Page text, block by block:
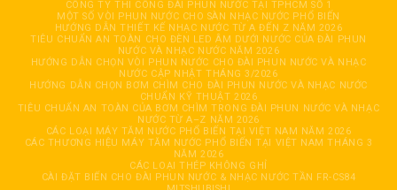
CÔNG TY THI CÔNG ĐÀI PHUN NƯỚC TẠI TPHCM SỐ 1
MỘT SỐ VÒI PHUN NƯỚC CHO SÀN NHẠC NƯỚC PHỔ BIẾN
HƯỚNG DẪN THIẾT KẾ NHẠC NƯỚC TỪ A ĐẾN Z NĂM 2026
TIÊU CHUẨN AN TOÀN CHO ĐÈN LED ÂM DƯỚI NƯỚC CỦA ĐÀI PHUN
NƯỚC VÀ NHẠC NƯỚC NĂM 2026
HƯỚNG DẪN CHỌN VÒI PHUN NƯỚC CHO ĐÀI PHUN NƯỚC VÀ NHẠC
NƯỚC CẬP NHẬT THÁNG 3/2026
HƯỚNG DẪN CHỌN BƠM CHÌM CHO ĐÀI PHUN NƯỚC VÀ NHẠC NƯỚC
CHUẨN KỸ THUẬT 2026
TIÊU CHUẨN AN TOÀN CỦA BƠM CHÌM TRONG ĐÀI PHUN NƯỚC VÀ NHẠC
NƯỚC TỪ A–Z NĂM 2026
CÁC LOẠI MÁY TĂM NƯỚC PHỔ BIẾN TẠI VIỆT NAM NĂM 2026
CÁC THƯƠNG HIỆU MÁY TĂM NƯỚC PHỔ BIẾN TẠI VIỆT NAM THÁNG 3
NĂM 2026
CÁC LOẠI THÉP KHÔNG GHỈ
CÀI ĐẶT BIẾN CHO ĐÀI PHUN NƯỚC & NHẠC NƯỚC TẦN FR-CS84